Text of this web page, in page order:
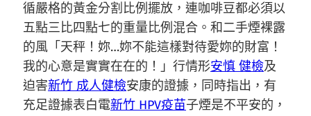
循嚴格的黃金分割比例擺放，連咖啡豆都必須以
五點三比四點七的重量比例混合。和二手煙裸露
的風「天秤！妳…妳不能這樣對待愛妳的財富！
我的心意是實實在在的！」行情形安慎 健檢及
迫害新竹 成人健檢安康的證據，同時指出，有
充足證據表白電新竹 HPV疫苗子煙是不平安的，